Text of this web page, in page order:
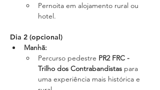
Pernoita em alojamento rural ou
hotel.
Dia 2 (opcional)
Manhã:
Percurso pedestre PR2 FRC -
Trilho dos Contrabandistas para
uma experiência mais histórica e